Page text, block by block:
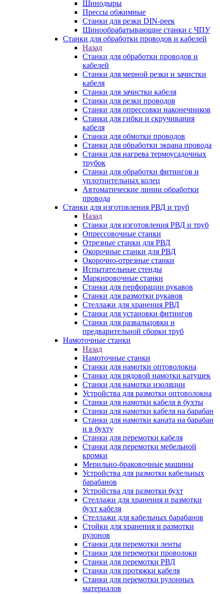
Шинодыры
Прессы обжимные
Станки для резки DIN-реек
Шинообрабатывающие станки с ЧПУ
Станки для обработки проводов и кабелей
Назад
Станки для обработки проводов и
кабелей
Станки для мерной резки и зачистки
кабеля
Станки для зачистки кабеля
Станки для резки проводов
Станки для опрессовки наконечников
Станки для гибки и скручивания
кабеля
Станки для обмотки проводов
Станки для обработки экрана провода
Станки для нагрева термоусадочных
трубок
Станки для обработки фитингов и
уплотнительных колец
Автоматические линии обработки
провода
Станки для изготовления РВД и труб
Назад
Станки для изготовления РВД и труб
Опрессовочные станки
Отрезные станки для РВД
Окорочные станки для РВД
Окорочно-отрезные станки
Испытательные стенды
Маркировочные станки
Станки для перфорации рукавов
Станки для размотки рукавов
Стеллажи для хранения РВД
Станки для установки фитингов
Станки для развальцовки и
предварительной сборки труб
Намоточные станки
Назад
Намоточные станки
Станки для намотки оптоволокна
Станки для рядовой намотки катушек
Станки для намотки изоляции
Устройства для размотки оптоволокна
Станки для намотки кабеля в бухты
Станки для намотки кабеля на барабан
Станки для намотки каната на барабан
и в бухту
Станки для перемотки кабеля
Станки для перемотки мебельной
кромки
Мерильно-браковочные машины
Устройства для размотки кабельных
барабанов
Устройства для размотки бухт
Стеллажи для хранения и размотки
бухт кабеля
Стеллажи для кабельных барабанов
Стойки для хранения и размотки
рулонов
Станки для перемотки ленты
Станки для перемотки проволоки
Станки для перемотки РВД
Станки для протяжки кабеля
Станки для перемотки рулонных
материалов